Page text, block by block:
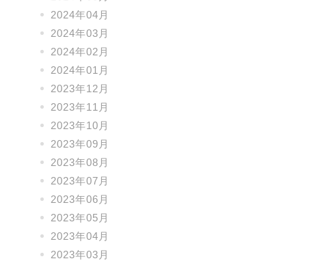
2024年04月
2024年03月
2024年02月
2024年01月
2023年12月
2023年11月
2023年10月
2023年09月
2023年08月
2023年07月
2023年06月
2023年05月
2023年04月
2023年03月